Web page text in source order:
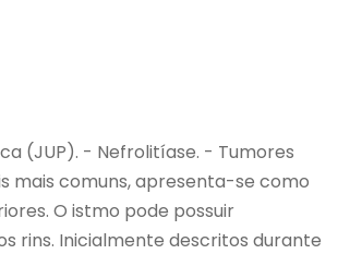
(JUP). - Nefrolitíase. - Tumores
mais comuns, apresenta-se como
O istmo pode possuir
rins. Inicialmente descritos durante